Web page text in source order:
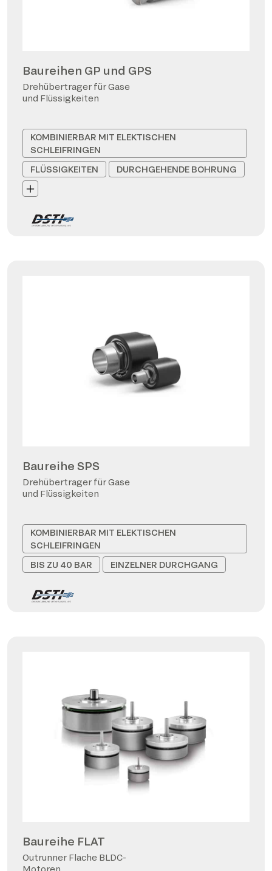
Baureihen GP und GPS
Drehübertrager für Gase
und Flüssigkeiten
KOMBINIERBAR MIT ELEKTISCHEN
SCHLEIFRINGEN
FLÜSSIGKEITEN
DURCHGEHENDE BOHRUNG
Baureihe SPS
Drehübertrager für Gase
und Flüssigkeiten
KOMBINIERBAR MIT ELEKTISCHEN
SCHLEIFRINGEN
BIS ZU 40 BAR
EINZELNER DURCHGANG
Baureihe FLAT
Outrunner Flache BLDC-
Motoren